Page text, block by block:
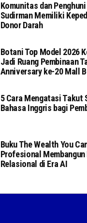
Komunitas dan
Sudirman Memiliki
Donor Darah
Botani Top Model 2026
Jadi Ruang Pembinaan
Anniversary ke-20 Mall
5 Cara Mengatasi Takut
Bahasa Inggris bagi
Buku The Wealth You
Profesional Membangun
Relasional di Era AI